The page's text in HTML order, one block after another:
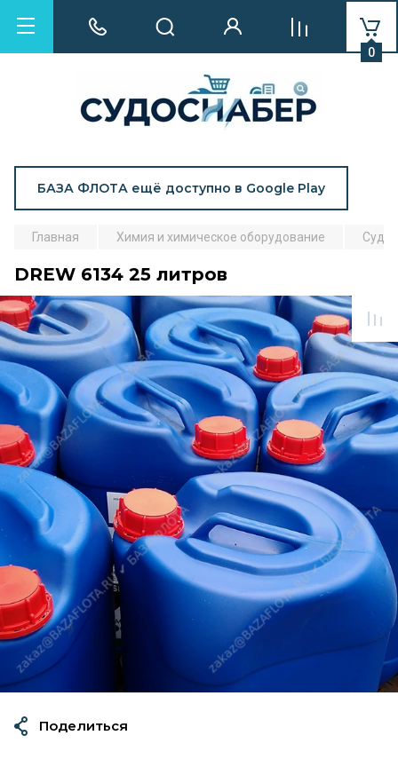
БАЗА ФЛОТА ещё доступно в Google Play
0
Главная Химия и химическое оборудование
DREW 6134 25 литров
Поделиться